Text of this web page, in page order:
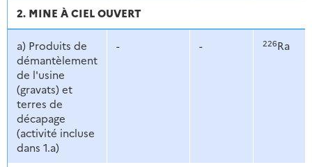
2. MINE À CIEL OUVERT
a) Produits de
démantèlement
de l'usine
(gravats) et
terres de
décapage
(activité incluse
dans 1.a)
- - 226Ra